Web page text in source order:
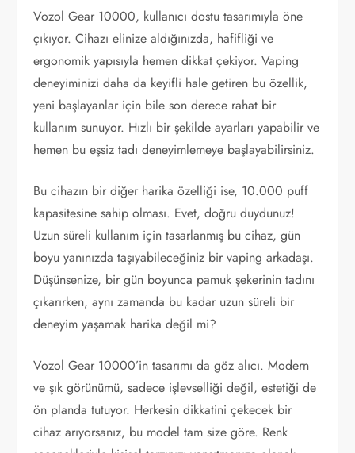
Vozol Gear 10000, kullanıcı dostu tasarımıyla öne
çıkıyor. Cihazı elinize aldığınızda, hafifliği ve
ergonomik yapısıyla hemen dikkat çekiyor. Vaping
deneyiminizi daha da keyifli hale getiren bu özellik,
yeni başlayanlar için bile son derece rahat bir
kullanım sunuyor. Hızlı bir şekilde ayarları yapabilir ve
hemen bu eşsiz tadı deneyimlemeye başlayabilirsiniz.
Bu cihazın bir diğer harika özelliği ise, 10.000 puff
kapasitesine sahip olması. Evet, doğru duydunuz!
Uzun süreli kullanım için tasarlanmış bu cihaz, gün
boyu yanınızda taşıyabileceğiniz bir vaping arkadaşı.
Düşünsenize, bir gün boyunca pamuk şekerinin tadını
çıkarırken, aynı zamanda bu kadar uzun süreli bir
deneyim yaşamak harika değil mi?
Vozol Gear 10000’in tasarımı da göz alıcı. Modern
ve şık görünümü, sadece işlevselliği değil, estetiği de
ön planda tutuyor. Herkesin dikkatini çekecek bir
cihaz arıyorsanız, bu model tam size göre. Renk